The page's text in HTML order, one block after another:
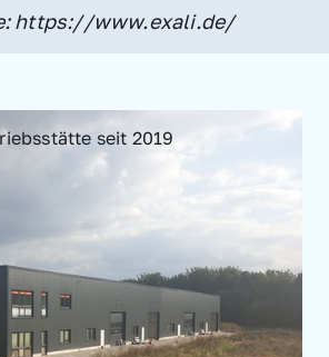
https://www.exali.de/
seit 2019